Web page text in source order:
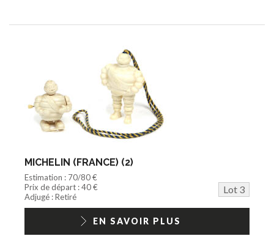
MICHELIN (FRANCE) (2)
Estimation : 70/80 €
Prix de départ : 40 €
Lot 3
Adjugé : Retiré
EN SAVOIR PLUS